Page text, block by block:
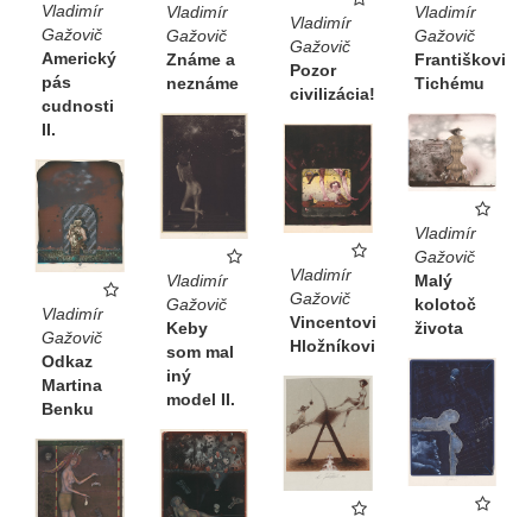
Vladimír
Gažovič
Americký
pás
cudnosti
II.
Vladimír
Gažovič
Známe a
neznáme
Vladimír
Gažovič
Pozor
civilizácia!
Vladimír
Gažovič
Františkovi
Tichému
Vladimír
Gažovič
Malý
kolotoč
života
Vladimír
Gažovič
Keby
som mal
iný
model II.
Vladimír
Gažovič
Vincentovi
Hložníkovi
Vladimír
Gažovič
Odkaz
Martina
Benku